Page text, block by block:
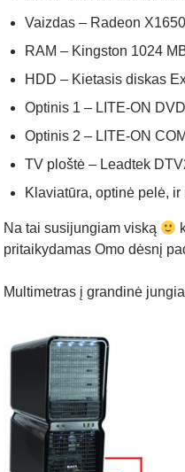
Vaizdas – Radeon
RAM – Kingston 1024
HDD – Kietasis diskas
Optinis 1 – LITE-ON
Optinis 2 – LITE-ON
TV ploštė – Leadtek
Klaviatūra, optinė pelė,
Na tai susijungiam viską
pritaikydamas Omo dėsnį
Multimetras į grandinė